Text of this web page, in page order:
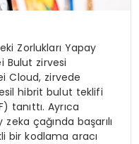
Zorlukları Yapay
Bulut zirvesi
Cloud, zirvede
hibrit bulut teklifi
tanıttı. Ayrıca
çağında başarılı
bir kodlama aracı